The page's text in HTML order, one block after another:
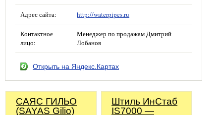
Адрес сайта: http://waterpipes.ru
Контактное
лицо:
Менеджер по продажам Дмитрий
Лобанов
Открыть на Яндекс.Картах
САЯС ГИЛЬО
(SAYAS Gilio)
Штиль ИнСтаб
IS7000 —